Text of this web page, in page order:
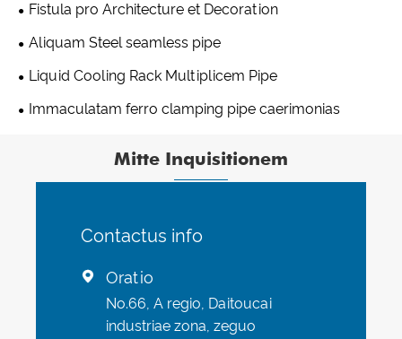
Fistula pro Architecture et Decoration
Aliquam Steel seamless pipe
Liquid Cooling Rack Multiplicem Pipe
Immaculatam ferro clamping pipe caerimonias
Mitte Inquisitionem
Contactus info
 Oratio
No.66, A regio, Daitoucai
industriae zona, zeguo